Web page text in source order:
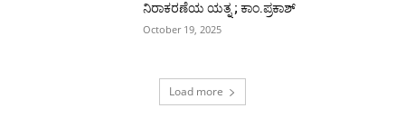
ನಿರಾಕರಣೆಯ ಯತ್ನ ; ಕಾಂ.ಪ್ರಕಾಶ್
October 19, 2025
Load more